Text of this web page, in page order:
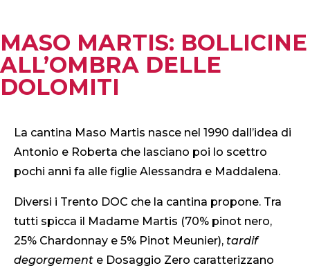
MASO MARTIS: BOLLICINE
ALL’OMBRA DELLE
DOLOMITI
La cantina Maso Martis nasce nel 1990 dall’idea di
Antonio e Roberta che lasciano poi lo scettro
pochi anni fa alle figlie Alessandra e Maddalena.
Diversi i Trento DOC che la cantina propone. Tra
tutti spicca il Madame Martis (70% pinot nero,
25% Chardonnay e 5% Pinot Meunier), tardif
degorgement e Dosaggio Zero caratterizzano